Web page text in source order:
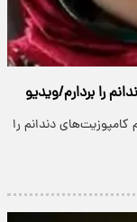
را بردارم/ویدیو
کامپوزیت‌های دندانم را